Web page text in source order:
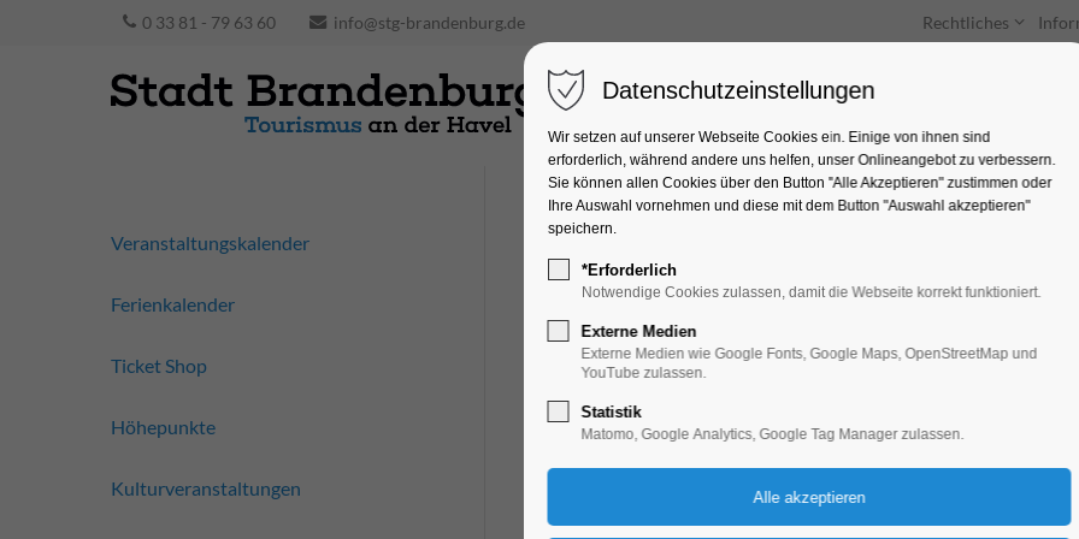
0 33 81 - 79 63 60 info@stg-brandenburg.de Rechtliches
Unterkünfte Entdecken & Erleben
Feuer und Flamme
Frey-Haus
Ausstellung, Ferienkalender, Führung,
Kunst, Mitmach-Aktion
26.10.2024, 13:00–20:00
Veranstaltungskalender
Ferienkalender
Ticket Shop
Höhepunkte
Kulturveranstaltungen
Datenschutzeinstellungen
Wir setzen auf unserer Webseite Cookies ein. Einige von ihnen sind
erforderlich, während andere uns helfen, unser Onlineangebot zu verbessern.
Sie können allen Cookies über den Button "Alle Akzeptieren" zustimmen oder
Ihre Auswahl vornehmen und diese mit dem Button "Auswahl akzeptieren"
speichern.
*Erforderlich
Notwendige Cookies zulassen, damit die Webseite korrekt funktioniert.
Externe Medien
Externe Medien wie Google Fonts, Google Maps, OpenStreetMap und
YouTube zulassen.
Statistik
Matomo, Google Analytics, Google Tag Manager zulassen.